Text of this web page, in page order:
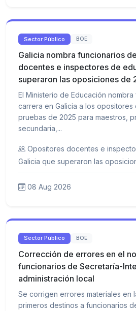
Sector Público BOE
Galicia nombra funcionarios
docentes e inspectores de
superaron las oposiciones de
El Ministerio de Educación
carrera en Galicia a los opositores
pruebas de 2025 para maestros,
secundaria,...
Opositores docentes e
Galicia que superaron las
08 Aug 2026
Sector Público BOE
Corrección de errores en el
funcionarios de Secretaría-
administración local
Se corrigen errores materiales en
primeros destinos a funcionarios